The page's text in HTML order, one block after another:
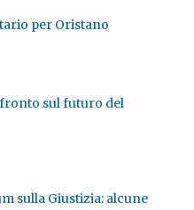
per Oristano
sul futuro del
sulla Giustizia: alcune